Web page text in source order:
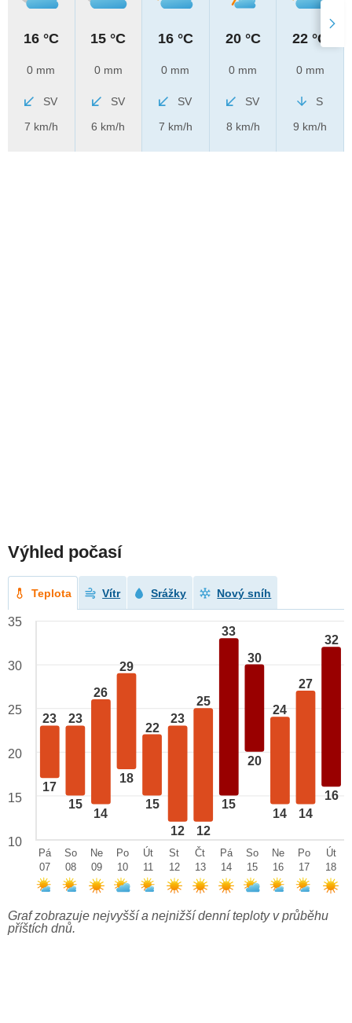
16 °C
0 mm
SV
7 km/h
15 °C
0 mm
SV
6 km/h
16 °C
0 mm
SV
7 km/h
20 °C
0 mm
SV
8 km/h
22 °C
0 mm
S
9 km/h
Výhled počasí
Teplota Vítr Srážky Nový sníh
23
17
23
15
26
14
29
18
22
15
23
12
25
12
33
15
30
20
24
14
27
14
32
16
35
30
25
20
15
10
Pá
07
So
08
Ne
09
Po
10
Út
11
St
12
Čt
13
Pá
14
So
15
Ne
16
Po
17
Út
18
Graf zobrazuje nejvyšší a nejnižší denní teploty v průběhu
příštích dnů.